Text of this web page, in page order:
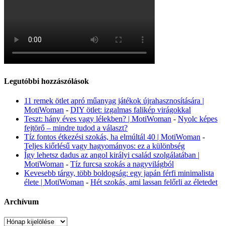
Legutóbbi hozzászólások
11 remek ötlet apró műanyag játékok újrahasznosítására |
MotiWoman - DIY ötlet: izgalmas falikép virágokkal
Teszt: hány éves vagy lélekben? | MotiWoman - Nyolc képes
fejtörő – mindre tudod a választ?
Tíz fontos étkezési szokás, ha elmúltál 40 | MotiWoman -
Teljes kiőrlésű vagy hagyományos: ez a különbség
Így lehetsz dadus az angol királyi család szolgálatában |
MotiWoman - Tíz furcsa szokás a nagyvilágból
Kevesebb tárgy, több boldogság: egy japán férfi minimalista
élete | MotiWoman - Hét szokás, ami lassan felőrli az életedet
Archívum
Archívum